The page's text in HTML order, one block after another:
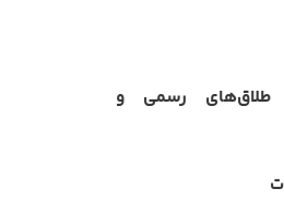
طلاق‌های رسمی و